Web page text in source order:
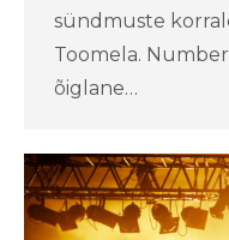
sündmuste
Toomela.
õiglane…